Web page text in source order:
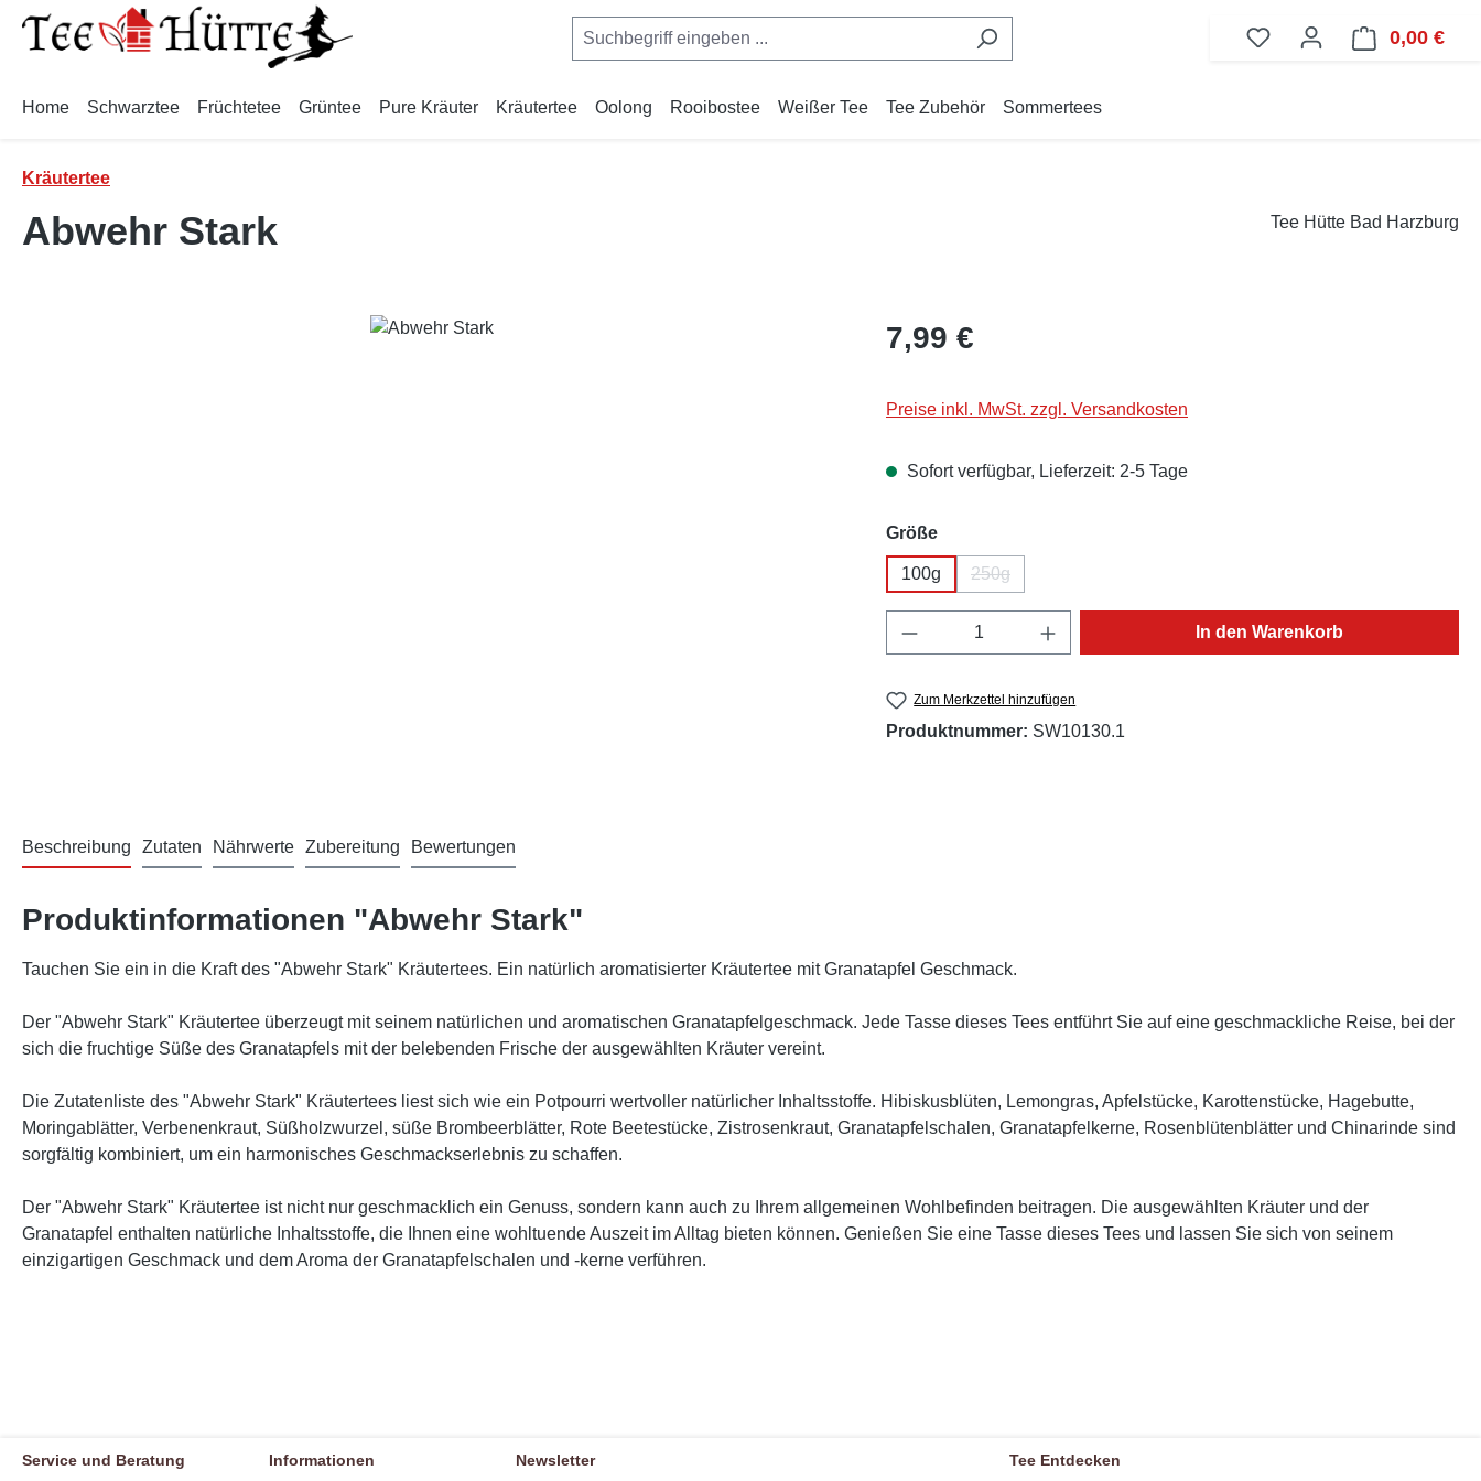
Hauptinhalt springen
Zur Suche springen
Zur Hauptnavigation springen
0,00 €
Home Schwarztee Früchtetee Grüntee Pure Kräuter Kräutertee Oolong Rooibostee Weißer Tee Tee Zubehör Sommertees
Kräutertee
Abwehr Stark Tee Hütte Bad Harzburg
Regulärer Preis:
7,99 €
Preise inkl. MwSt. zzgl. Versandkosten
Sofort verfügbar, Lieferzeit: 2-5 Tage
Größeauswählen
100g 250g
(Diese Option ist zurzeit nicht verfügbar.)
Produkt Anzahl: Gib den gewünschten Wert ein
In den Warenkorb
Zum Merkzettel hinzufügen
Produktnummer: SW10130.1
Beschreibung Zutaten Nährwerte Zubereitung Bewertungen
Produktinformationen "Abwehr Stark"
Tauchen Sie ein in die Kraft des "Abwehr Stark" Kräutertees. Ein natürlich aromatisierter Kräutertee mit Granatapfel Geschmack.
Der "Abwehr Stark" Kräutertee überzeugt mit seinem natürlichen und aromatischen Granatapfelgeschmack. Jede Tasse dieses Tees entführt Sie auf eine geschmackliche Reise, bei der
sich die fruchtige Süße des Granatapfels mit der belebenden Frische der ausgewählten Kräuter vereint.
Die Zutatenliste des "Abwehr Stark" Kräutertees liest sich wie ein Potpourri wertvoller natürlicher Inhaltsstoffe. Hibiskusblüten, Lemongras, Apfelstücke, Karottenstücke, Hagebutte,
Moringablätter, Verbenenkraut, Süßholzwurzel, süße Brombeerblätter, Rote Beetestücke, Zistrosenkraut, Granatapfelschalen, Granatapfelkerne, Rosenblütenblätter und Chinarinde sind
sorgfältig kombiniert, um ein harmonisches Geschmackserlebnis zu schaffen.
Der "Abwehr Stark" Kräutertee ist nicht nur geschmacklich ein Genuss, sondern kann auch zu Ihrem allgemeinen Wohlbefinden beitragen. Die ausgewählten Kräuter und der
Granatapfel enthalten natürliche Inhaltsstoffe, die Ihnen eine wohltuende Auszeit im Alltag bieten können. Genießen Sie eine Tasse dieses Tees und lassen Sie sich von seinem
einzigartigen Geschmack und dem Aroma der Granatapfelschalen und -kerne verführen.
Service und Beratung Informationen Newsletter Tee Entdecken